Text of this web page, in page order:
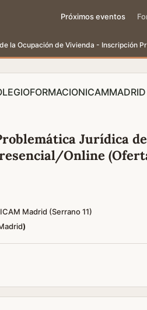
Próximos eventos
la Ocupación de Vivienda - Inscripción
FORMACIONICAMMADRID
Jurídica
Online
Madrid (Serrano 11)
)